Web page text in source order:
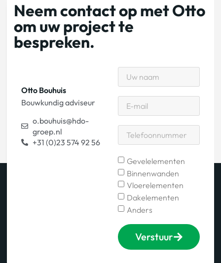
Neem contact op met Otto
om uw project te
bespreken.
Otto Bouhuis
Bouwkundig adviseur
o.bouhuis@hdo-
groep.nl
+31 (0)23 574 92 56
Gevelelementen
Binnenwanden
Vloerelementen
Dakelementen
Anders
Verstuur